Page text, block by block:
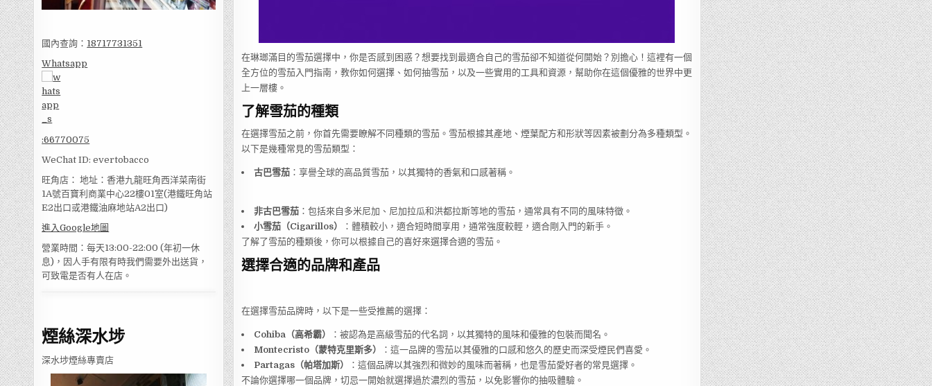
國內查詢： 18717731351
Whatsapp
:66770075
WeChat ID: evertobacco
旺角店： 地址：香港九龍旺角西洋菜南街
1A號百寶利商業中心22樓01室(港鐵旺角站
E2出口或港鐵油麻地站A2出口)
進入Google地圖
營業時間：每天13:00-22:00 (年初一休
息)，因人手有限有時我們需要外出送貨，
可致電是否有人在店。
煙絲深水埗
深水埗煙絲專賣店
在琳瑯滿目的雪茄選擇中，你是否感到困惑？想要找到最適合自己的雪茄卻不知道從何開始？別擔心！這裡有一個
全方位的雪茄入門指南，教你如何選擇、如何抽雪茄，以及一些實用的工具和資源，幫助你在這個優雅的世界中更
上一層樓。
了解雪茄的種類
在選擇雪茄之前，你首先需要瞭解不同種類的雪茄。雪茄根據其產地、煙葉配方和形狀等因素被劃分為多種類型。
以下是幾種常見的雪茄類型：
古巴雪茄：享譽全球的高品質雪茄，以其獨特的香氣和口感著稱。
非古巴雪茄：包括來自多米尼加、尼加拉瓜和洪都拉斯等地的雪茄，通常具有不同的風味特徵。
小雪茄（Cigarillos）
：體積較小，適合短時間享用，通常強度較輕，適合剛入門的新手。
了解了雪茄的種類後，你可以根據自己的喜好來選擇合適的雪茄。
選擇合適的品牌和產品
在選擇雪茄品牌時，以下是一些受推薦的選擇：
Cohiba（高希霸）
：被認為是高級雪茄的代名詞，以其獨特的風味和優雅的包裝而聞名。
Montecristo（蒙特克里斯多）
：這一品牌的雪茄以其優雅的口感和悠久的歷史而深受煙民們喜愛。
Partagas（帕塔加斯）
：這個品牌以其強烈和微妙的風味而著稱，也是雪茄愛好者的常見選擇。
不論你選擇哪一個品牌，切忌一開始就選擇過於濃烈的雪茄，以免影響你的抽吸體驗。